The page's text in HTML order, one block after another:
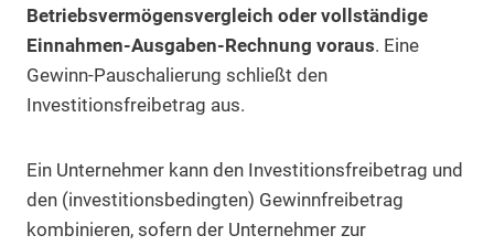
Betriebsvermögensvergleich oder vollständige
Einnahmen-Ausgaben-Rechnung voraus. Eine
Gewinn-Pauschalierung schließt den
Investitionsfreibetrag aus.
Ein Unternehmer kann den Investitionsfreibetrag und
den (investitionsbedingten) Gewinnfreibetrag
kombinieren, sofern der Unternehmer zur